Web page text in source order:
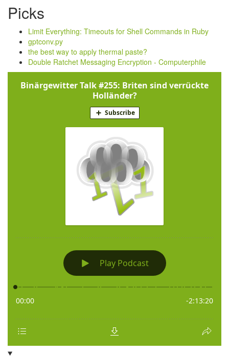
Picks
Limit Everything: Timeouts for Shell Commands in Ruby
gptconv.py
the best way to apply thermal paste?
Double Ratchet Messaging Encryption - Computerphile